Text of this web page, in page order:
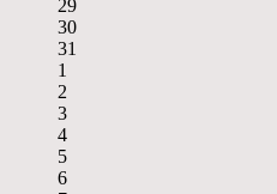
29
30
31
1
2
3
4
5
6